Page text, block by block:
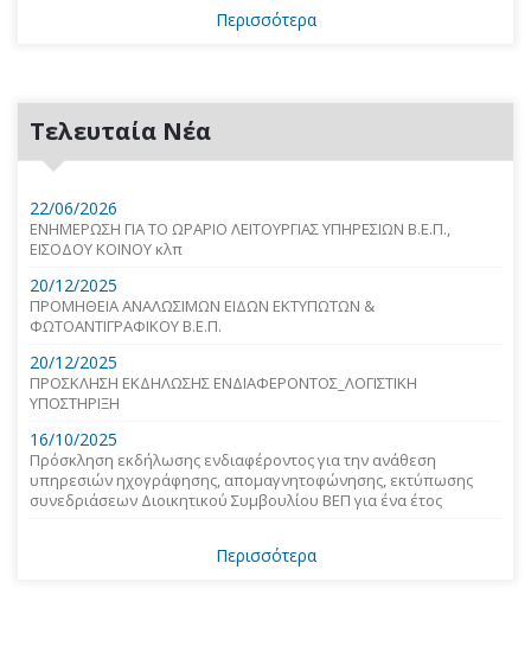
Περισσότερα
Τελευταία Νέα
22/06/2026
ΕΝΗΜΕΡΩΣΗ ΓΙΑ ΤΟ ΩΡΑΡΙΟ ΛΕΙΤΟΥΡΓΙΑΣ ΥΠΗΡΕΣΙΩΝ Β.Ε.Π.,
ΕΙΣΟΔΟΥ ΚΟΙΝΟΥ κλπ
20/12/2025
ΠΡΟΜΗΘΕΙΑ ΑΝΑΛΩΣΙΜΩΝ ΕΙΔΩΝ ΕΚΤΥΠΩΤΩΝ &
ΦΩΤΟΑΝΤΙΓΡΑΦΙΚΟΥ Β.Ε.Π.
20/12/2025
ΠΡΟΣΚΛΗΣΗ ΕΚΔΗΛΩΣΗΣ ΕΝΔΙΑΦΕΡΟΝΤΟΣ_ΛΟΓΙΣΤΙΚΗ
ΥΠΟΣΤΗΡΙΞΗ
16/10/2025
Πρόσκληση εκδήλωσης ενδιαφέροντος για την ανάθεση
υπηρεσιών ηχογράφησης, απομαγνητοφώνησης, εκτύπωσης
συνεδριάσεων Διοικητικού Συμβουλίου ΒΕΠ για ένα έτος
Περισσότερα